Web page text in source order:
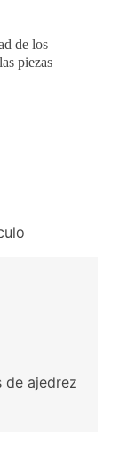
de ajedrez
de los
piezas